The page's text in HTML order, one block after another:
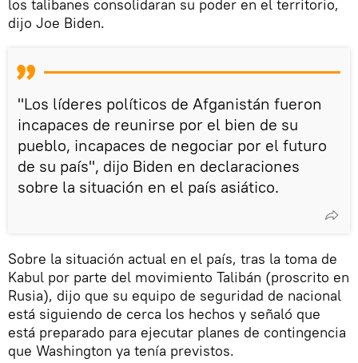
los talibanes consolidaran su poder en el territorio,
dijo Joe Biden.
"Los líderes políticos de Afganistán fueron
incapaces de reunirse por el bien de su
pueblo, incapaces de negociar por el futuro
de su país", dijo Biden en declaraciones
sobre la situación en el país asiático.
Sobre la situación actual en el país, tras la toma de
Kabul por parte del movimiento Talibán (proscrito en
Rusia), dijo que su equipo de seguridad de nacional
está siguiendo de cerca los hechos y señaló que
está preparado para ejecutar planes de contingencia
que Washington ya tenía previstos.